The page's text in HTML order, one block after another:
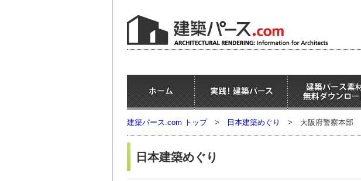
建築パース.com トップ > 日本建築めぐり > 大阪府警察本部
日本建築めぐり